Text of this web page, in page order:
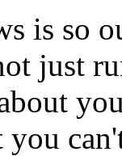
is so
just
you